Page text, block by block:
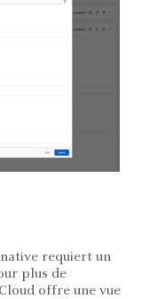
requiert un
plus de
offre une vue